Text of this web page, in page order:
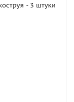
- 3 штуки